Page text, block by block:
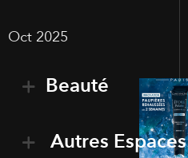
Oct 2025
Beauté
Autres Espaces